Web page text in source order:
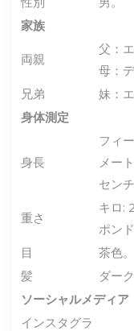
家族
両親
父：
母：
兄弟
妹：
身体測定
身長
フィ
メー
セン
重さ
キロ:
ポン
目
茶色。
髪
ダー
ソーシャルメディア
インスタグラ